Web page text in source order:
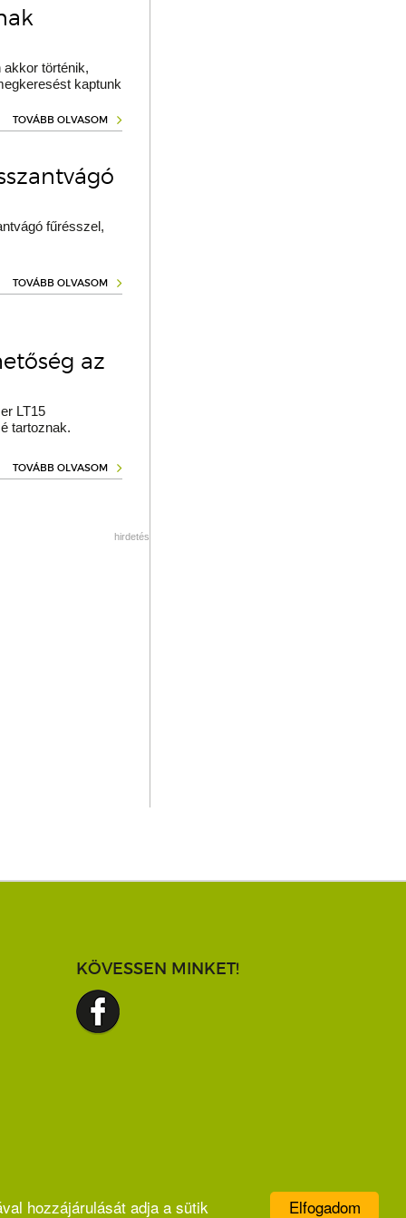
Elfogadom
hozzájárulását adja a sütik
akkor történik,
kaptunk
TOVÁBB OLVASOM
fűrésszel,
TOVÁBB OLVASOM
az
LT15
tartoznak.
TOVÁBB OLVASOM
hirdetés
KÖVESSEN MINKET!